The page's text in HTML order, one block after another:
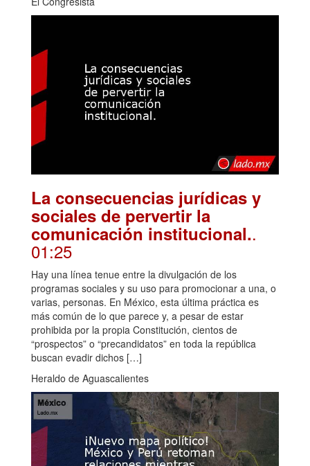
La consecuencias jurídicas y
sociales de pervertir la
comunicación institucional..
01:25
Hay una línea tenue entre la divulgación de los
programas sociales y su uso para promocionar a una, o
varias, personas. En México, esta última práctica es
más común de lo que parece y, a pesar de estar
prohibida por la propia Constitución, cientos de
“prospectos” o “precandidatos” en toda la república
buscan evadir dichos […]
Heraldo de Aguascalientes